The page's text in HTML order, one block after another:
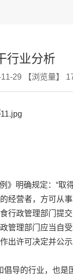
行业分析
11-29 【浏览量】
》明确规定：“取
经营者，方可从
行政管理部门提
管理部门应当自
出许可决定并公示
导的行业，也是